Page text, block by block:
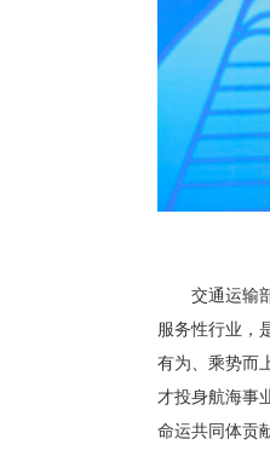
交通运输
服务性行业，
有为、乘势而
才投身航海事
命运共同体贡